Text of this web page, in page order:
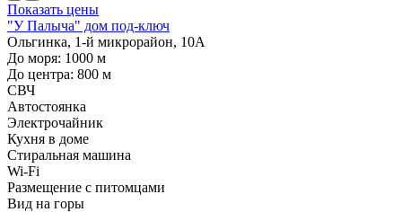
Показать цены
"У Палыча" дом под-ключ
Ольгинка, 1-й микрорайон, 10А
До моря: 1000 м
До центра: 800 м
СВЧ
Автостоянка
Электрочайник
Кухня в доме
Стиральная машина
Wi-Fi
Размещение с питомцами
Вид на горы